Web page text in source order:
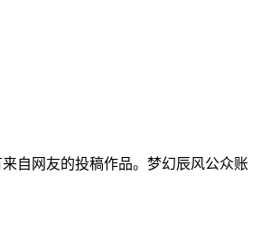
自网友的投稿作品。梦幻辰风公众账